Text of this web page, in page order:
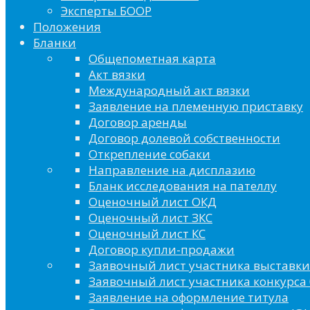
Эксперты БООР
Положения
Бланки
Общепометная карта
Акт вязки
Международный акт вязки
Заявление на племенную приставку
Договор аренды
Договор долевой собственности
Открепление собаки
Направление на дисплазию
Бланк исследования на пателлу
Оценочный лист ОКД
Оценочный лист ЗКС
Оценочный лист КС
Договор купли-продажи
Заявочный лист участника выставки
Заявочный лист участника конкурса
Заявление на оформление титула